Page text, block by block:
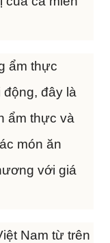
ẩm thực
đây là
ẩm thực và
món ăn
với giá
Nam từ trên